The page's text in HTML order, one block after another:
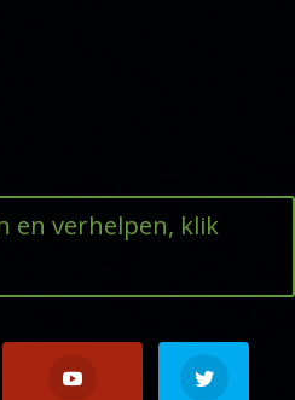
en verhelpen, klik